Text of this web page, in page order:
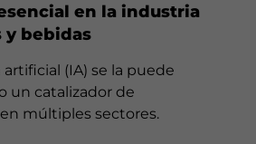
en la industria
y bebidas
(IA) se la puede
un catalizador de
múltiples sectores.